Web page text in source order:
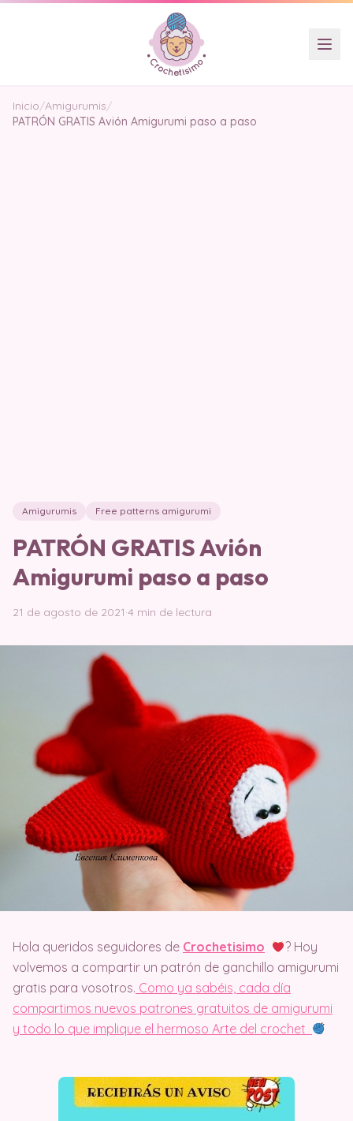
Inicio/Amigurumis/
PATRÓN GRATIS Avión Amigurumi paso a paso
Amigurumis Free patterns amigurumi
PATRÓN GRATIS Avión
Amigurumi paso a paso
21 de agosto de 2021·4 min de lectura
Hola queridos seguidores de Crochetisimo
? Hoy
volvemos a compartir un patrón de ganchillo amigurumi
gratis para vosotros. Como ya sabéis, cada día
compartimos nuevos patrones gratuitos de amigurumi
y todo lo que implique el hermoso Arte del crochet